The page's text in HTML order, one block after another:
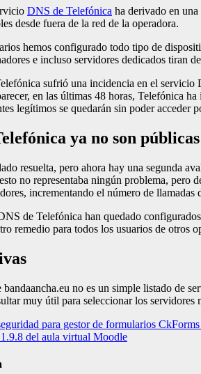
DNS de Telefónica ha derivado en
desde fuera de la red de la operadora.
hemos configurado todo tipo de
e incluso servidores dedicados tiran
sufrió una incidencia en el servicio
en las últimas 48 horas, Telefónica
legítimos se quedarán sin poder acceder
ya no son públicas
resuelta, pero ahora hay una segunda
no representaba ningún problema, pero
incrementando el número de
de Telefónica han quedado
remedio para todos los usuarios de
bandaancha.eu no es un simple listado de
muy útil para seleccionar los servidores
para gestor de formularios
del aula virtual Moodle